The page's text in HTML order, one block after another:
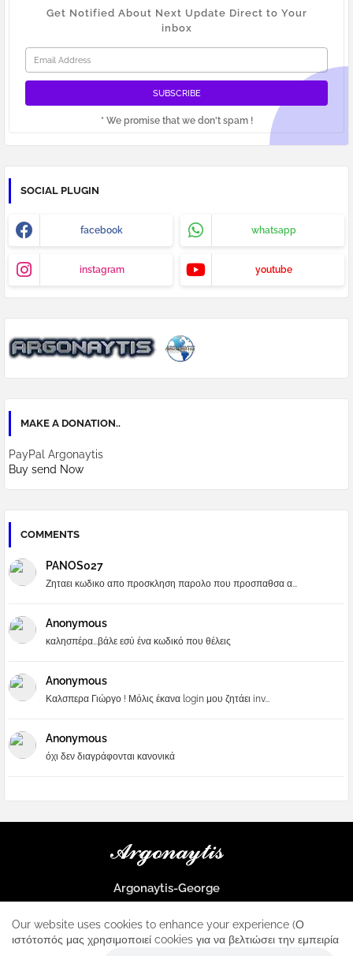
Get Notified About Next Update Direct to Your
inbox
* We promise that we don't spam !
SOCIAL PLUGIN
facebook whatsapp
instagram youtube
MAKE A DONATION..
PayPal Argonaytis
Buy send Now
COMMENTS
PANOS027
Ζηταει κωδικο απο προσκληση παρολο που προσπαθσα α...
Anonymous
καλησπέρα...βάλε εσύ ένα κωδικό που θέλεις
Anonymous
Καλσπερα Γιώργο ! Μόλις έκανα login μου ζητάει inv...
Anonymous
όχι δεν διαγράφονται κανονικά
Argonaytis-George
μοναδικός σταθμός για κάθε iphone
Our website uses cookies to enhance your experience (Ο
ιστότοπός μας χρησιμοποιεί cookies για να βελτιώσει την εμπειρία